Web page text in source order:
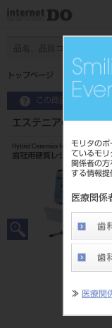
モリタのポ
ているモ
関係者の
する情報提
医療関係
≫ 医療関
トップページ エステニ
この商品に関するお
エステニアC&B ボ
Hybrid Ceramics for Restorations
歯冠用硬質レジン